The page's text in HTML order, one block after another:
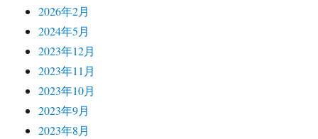
2026年2月
2024年5月
2023年12月
2023年11月
2023年10月
2023年9月
2023年8月